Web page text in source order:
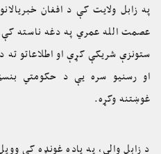
په زابل ولايت کې د افغان
عصمت الله عمري په دغه ناسته کې،
ستونزې شریکې کړې او اطلاعاتو ته
او رسنيو سره یې د حکومتي
غوښتنه وکړه.
د زابل والي، په یاده غونډه کې